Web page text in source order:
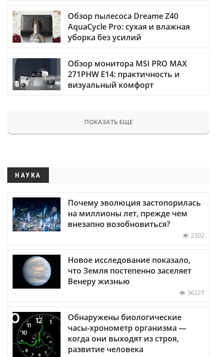
Обзор пылесоса Dreame Z40
AquaCycle Pro: сухая и влажная
уборка без усилий
Обзор монитора MSI PRO MAX
271PHW E14: практичность и
визуальный комфорт
ПОКАЗАТЬ ЕЩЕ
НАУКА
Почему эволюция застопорилась
на миллионы лет, прежде чем
внезапно возобновиться?
2302
Новое исследование показало,
что Земля постепенно заселяет
Венеру жизнью
36227
Обнаружены биологические
часы-хронометр организма —
когда они выходят из строя,
развитие человека